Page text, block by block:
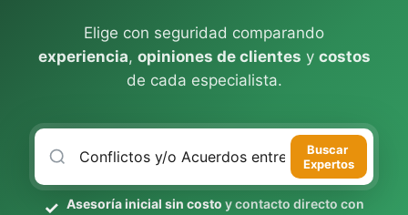
Elige con seguridad comparando
experiencia, opiniones de clientes y costos
de cada especialista.
Buscar
Expertos
Asesoría inicial sin costo y contacto directo con